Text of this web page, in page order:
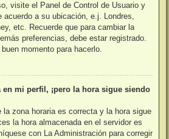
visite el Panel de Control de Usuario y
acuerdo a su ubicación, e.j. Londres,
etc. Recuerde que para cambiar la
preferencias, debe estar registrado.
momento para hacerlo.
mi perfil, ¡pero la hora sigue siendo
la zona horaria es correcta y la hora sigue
la hora almacenada en el servidor es
con La Administración para corregir